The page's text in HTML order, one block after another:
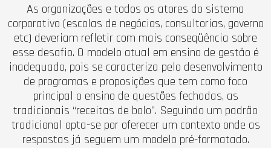
As organizações e todos os atores do sistema
corporativo (escolas de negócios, consultorias, governo
etc) deveriam refletir com mais conseqüência sobre
esse desafio. O modelo atual em ensino de gestão é
inadequado, pois se caracteriza pelo desenvolvimento
de programas e proposições que tem como foco
principal o ensino de questões fechadas, as
tradicionais “receitas de bolo”. Seguindo um padrão
tradicional opta-se por oferecer um contexto onde as
respostas já seguem um modelo pré-formatado.